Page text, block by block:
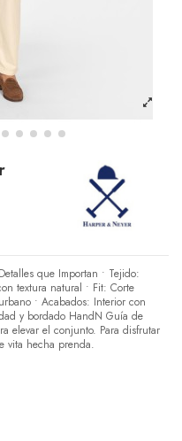
que Importan • Tejido:
textura natural • Fit: Corte
• Acabados: Interior con
y bordado HandN Guía de
elevar el conjunto. Para disfrutar
vita hecha prenda.